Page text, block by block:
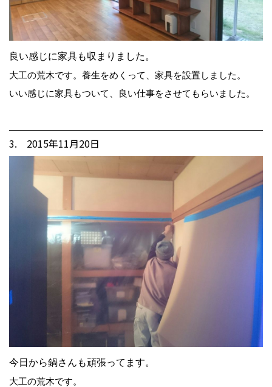
良い感じに家具も収まりました。
大工の荒木です。養生をめくって、家具を設置しました。
いい感じに家具もついて、良い仕事をさせてもらいました。
3. 2015年11月20日
今日から鍋さんも頑張ってます。
大工の荒木です。